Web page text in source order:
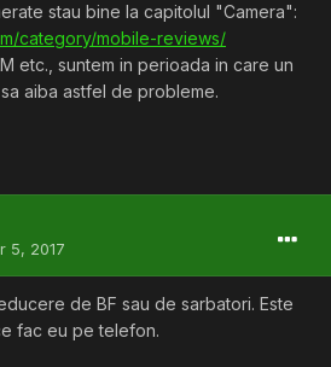
stau bine la capitolul "Camera":
category/mobile-reviews/
etc., suntem in perioada in care un
aiba astfel de probleme.
5, 2017
de BF sau de sarbatori. Este
fac eu pe telefon.